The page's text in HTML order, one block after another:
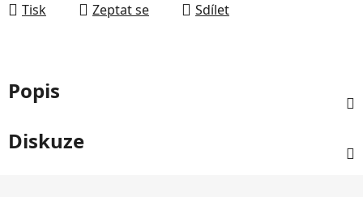
Tisk Zeptat se Sdílet
Popis
Diskuze